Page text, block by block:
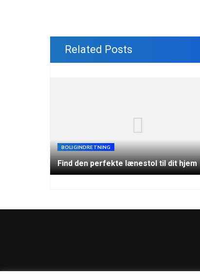
Related Posts
BOLIGINDRETNING
Find den perfekte lænestol til dit hjem